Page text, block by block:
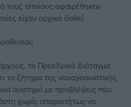
τους οποίους αφαιρέθηκαν
είχαν αρχικά δοθεί.
το Προεδρικό Διάταγμα
το ζήτημα της ναυαγοσωστικής
αυστηρό με προβλέψεις που
χωρίς απαραιτήτως να